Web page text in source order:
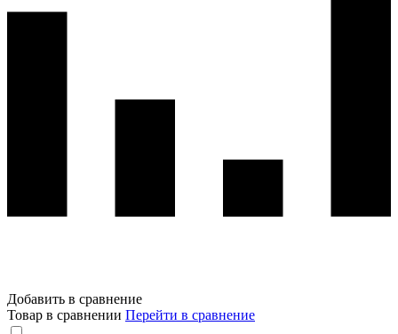
Добавить в сравнение
Товар в сравнении Перейти в сравнение